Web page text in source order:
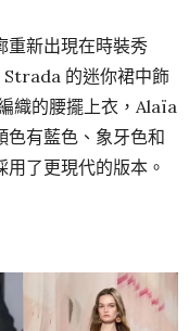
重新出現在時裝秀
Strada 的迷你裙中飾
織的腰擺上衣，Alaïa
色有藍色、象牙色和
了更現代的版本。